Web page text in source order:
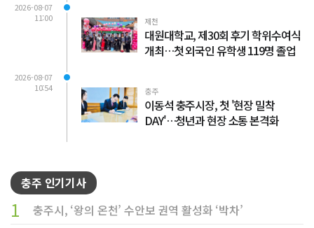
2026-08-07
11:00
제천
대원대학교, 제30회 후기 학위수여식
개최…첫 외국인 유학생 119명 졸업
2026-08-07
10:54
충주
이동석 충주시장, 첫 '현장 밀착
DAY'…청년과 현장 소통 본격화
충주 인기기사
1 충주시, ‘왕의 온천’ 수안보 권역 활성화 ‘박차’